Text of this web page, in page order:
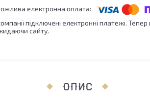
підключені електронні платежі.
сайту.
ОПИС